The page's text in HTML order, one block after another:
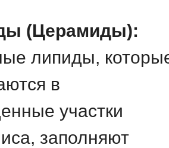
(Церамиды):
липиды,
в
участки
заполняют